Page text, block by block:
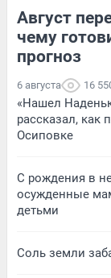
Август
чему
прогноз
6 августа 16
«Нашел
рассказал, как
Осиповке
С рождения в
осужденные
детьми
Соль земли